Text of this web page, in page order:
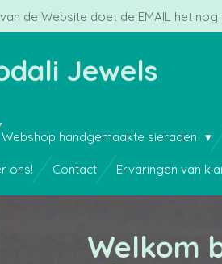
de Website doet de EMAIL het
Jewels
Webshop handgemaakte sieraden
ons! Contact Ervaringen van
Welkom